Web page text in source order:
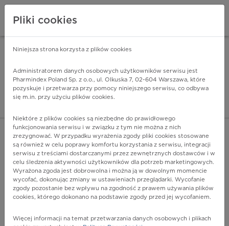
Pharmindex - lider
ZALOGUJ SIĘ
POKAŻ FILTRY
Pharmindex
Pliki cookies
Niniejsza strona korzysta z plików cookies
Administratorem danych osobowych użytkowników serwisu jest
Pharmindex Poland Sp. z o.o., ul. Olkuska 7, 02-604 Warszawa, które
pozyskuje i przetwarza przy pomocy niniejszego serwisu, co odbywa
się m.in. przy użyciu plików cookies.
Niektóre z plików cookies są niezbędne do prawidłowego
funkcjonowania serwisu i w związku z tym nie można z nich
zrezygnować. W przypadku wyrażenia zgody pliki cookies stosowane
są również w celu poprawy komfortu korzystania z serwisu, integracji
serwisu z treściami dostarczanymi przez zewnętrznych dostawców i w
celu śledzenia aktywności użytkowników dla potrzeb marketingowych.
Wyrażona zgoda jest dobrowolna i można ją w dowolnym momencie
wycofać, dokonując zmiany w ustawieniach przeglądarki. Wycofanie
zgody pozostanie bez wpływu na zgodność z prawem używania plików
cookies, którego dokonano na podstawie zgody przed jej wycofaniem.
Więcej informacji na temat przetwarzania danych osobowych i plikach
ZA DARMO - w Google Play INSTALUJ